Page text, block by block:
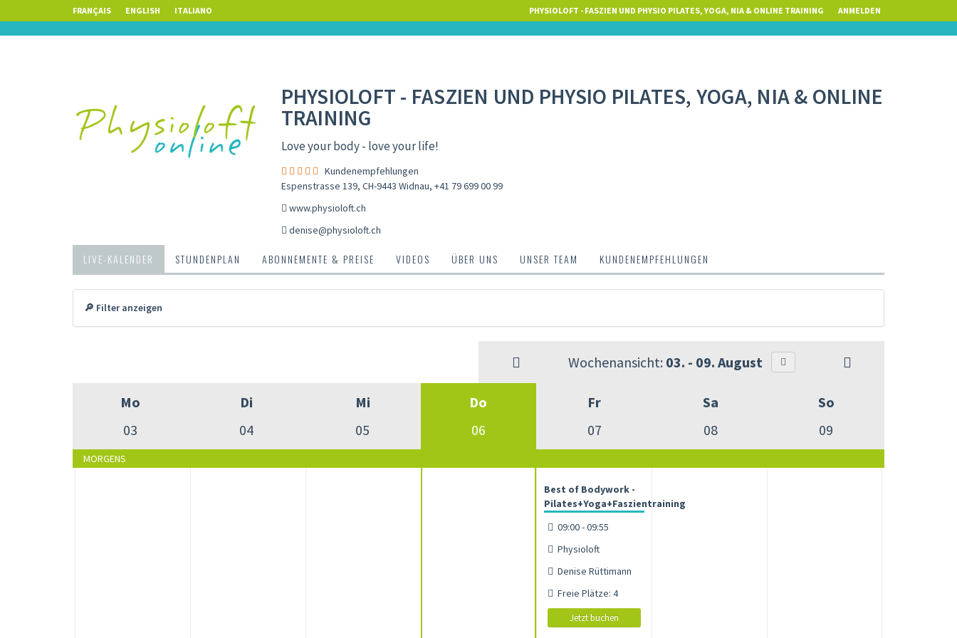
FRANÇAIS ENGLISH ITALIANO PHYSIOLOFT - FASZIEN UND PHYSIO PILATES, YOGA, NIA & ONLINE TRAINING ANMELDEN
PHYSIOLOFT - FASZIEN UND PHYSIO PILATES, YOGA, NIA & ONLINE
TRAINING
Love your body - love your life!
Kundenempfehlungen
Espenstrasse 139, CH-9443 Widnau, +41 79 699 00 99
www.physioloft.ch
denise@physioloft.ch
LIVE-KALENDER STUNDENPLAN ABONNEMENTE & PREISE VIDEOS ÜBER UNS UNSER TEAM KUNDENEMPFEHLUNGEN
🔎 Filter anzeigen
Wochenansicht: 03. - 09. August
Mo
03
Di
04
Mi
05
Do
06
Fr
07
Sa
08
So
09
MORGENS
Best of Bodywork -
Pilates+Yoga+Faszientraining
09:00 - 09:55
Physioloft
Denise Rüttimann
Freie Plätze: 4
Jetzt buchen